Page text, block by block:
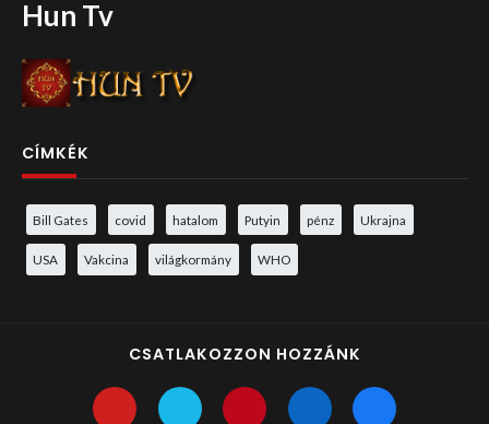
Hun Tv
CÍMKÉK
Bill Gates covid hatalom Putyin pénz Ukrajna
USA Vakcina világkormány WHO
CSATLAKOZZON HOZZÁNK